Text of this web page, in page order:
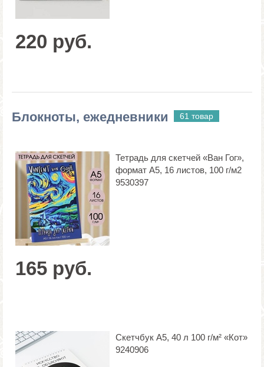
220 руб.
Блокноты, ежедневники 61 товар
Тетрадь для скетчей «Ван Гог»,
формат А5, 16 листов, 100 г/м2
9530397
165 руб.
Скетчбук А5, 40 л 100 г/м² «Кот»
9240906